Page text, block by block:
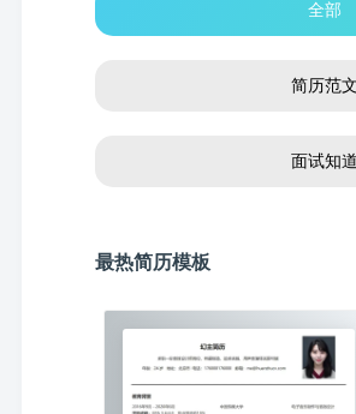
全部
简历范
面试知
最热简历模板